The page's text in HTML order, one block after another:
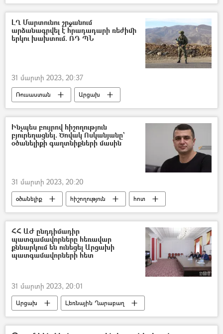
Ադրբեջան
Իրանի Իսլամական Հանրապետություն
Դեսպան
Աբբաս Բադախշան Զոհուրի
ԼՂ Մարտունու շրջանում
արձանագրվել է հրադադարի ռեժիմի
երկու խախտում. ՌԴ ՊՆ
31 մարտի 2023, 20:37
Ռուսաստան
Արցախ
Լեռնային Ղարաբաղ
Խաղաղապահներն Արցախում
խաղաղապահ
Հայաստան
Ինչպես բույրով հիշողություն
բյուրեղացնել. Ծովակ Ոսկանյանը`
օծանելիքի գաղտնիքների մասին
31 մարտի 2023, 20:20
օծանելիք հիշողություն
հոտ
բույր
Ծովակ Ոսկանյան
Առանց տաբուների
Առանց տաբուների
ՀՀ ԱԺ ընդդիմադիր
պատգամավորները հեռավար
քննարկում են ունեցել Արցախի
պատգամավորների հետ
31 մարտի 2023, 20:01
Արցախ
Լեռնային Ղարաբաղ
Պատգամավոր
Սեյրան Օհանյան